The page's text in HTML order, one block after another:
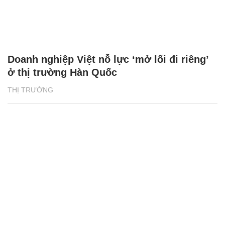
THỊ TRƯỜNG
Doanh nghiệp Việt nỗ lực ‘mở lối đi riêng’
ở thị trường Hàn Quốc